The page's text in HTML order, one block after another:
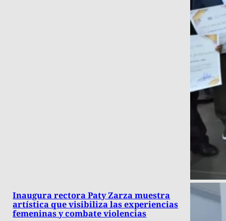
Inaugura rectora Paty Zarza muestra
artística que visibiliza las experiencias
femeninas y combate violencias